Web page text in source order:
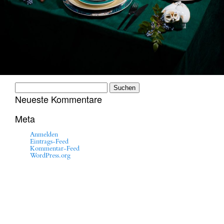
nach:
Neueste Kommentare
Meta
Anmelden
Eintrags-Feed
Kommentar-Feed
WordPress.org